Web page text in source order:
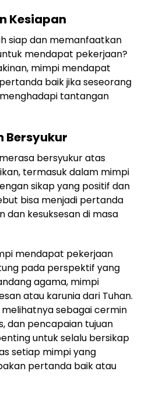
Kesiapan
siap dan memanfaatkan
mendapat pekerjaan?
mimpi mendapat
baik jika seseorang
tantangan
Bersyukur
bersyukur atas
termasuk dalam mimpi
sikap yang positif dan
bisa menjadi pertanda
dan kesuksesan di masa
mendapat pekerjaan
pada perspektif yang
agama, mimpi
atau karunia dari Tuhan.
sebagai cermin
dan pencapaian tujuan
untuk selalu bersikap
setiap mimpi yang
pertanda baik atau